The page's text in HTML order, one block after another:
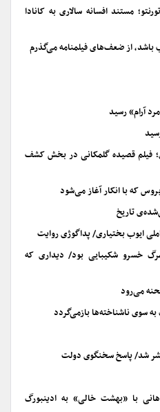
مستند افسانه سالاری به کانادا
از ضعف‌های فیلمنامه می‌گذرم
آرام» رسید
فیلم قصیده گلمکانی در بخش کشف
که با انکار آغاز می‌شود
تاریخ
ایوب بختیاری/ پداگوژی روایت
که سالمرگ خسرو شکیبایی بود/ دیداری که
می‌رود
سوی ناشناخته‌ها بازمی‌گردد
شد/ پاسخ سخنگوی دولت
با «بهشت خالی» به ادینبورگ